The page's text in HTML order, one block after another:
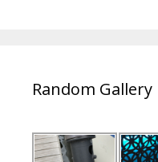
Random Gallery